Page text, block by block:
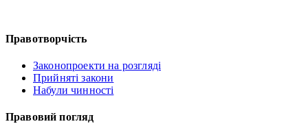
Правотворчість
Законопроекти на розгляді
Прийняті закони
Набули чинності
Правовий погляд